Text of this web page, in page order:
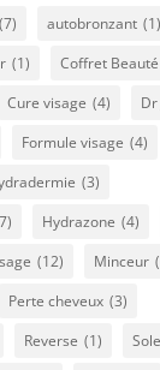
(7) autobronzant (1)
(1) Coffret Beauté
Cure visage (4) Dr
Formule visage (4)
(3)
Hydrazone (4)
(12) Minceur
Perte cheveux (3)
Reverse (1)